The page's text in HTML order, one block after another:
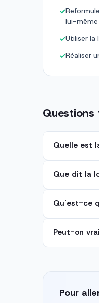
✓
lui-même
✓Utiliser la
✓Réaliser
Quelle est
Que dit la
Qu'est-ce
Peut-on
Pour